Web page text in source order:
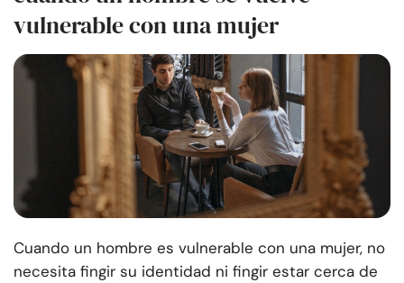
vulnerable con una mujer
Cuando un hombre es vulnerable con una mujer, no
necesita fingir su identidad ni fingir estar cerca de